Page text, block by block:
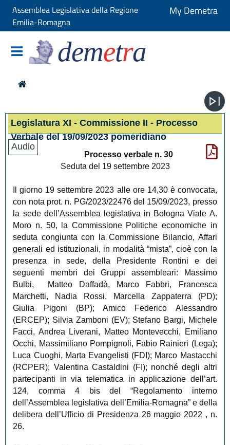
Assemblea Legislativa della Regione
Emilia-Romagna
My Demetra
demetra
Legislatura XI - Commissione II - Processo
Verbale del 19/09/2023 pomeridiano
Audio
Processo verbale n. 30
Seduta del 19 settembre 2023
Il giorno 19 settembre 2023 alle ore 14,30 è convocata,
con nota prot. n. PG/2023/22476 del 15/09/2023, presso
la sede dell’Assemblea legislativa in Bologna Viale A.
Moro n. 50, la Commissione Politiche economiche in
seduta congiunta con la Commissione Bilancio, Affari
generali ed istituzionali, in modalità “mista”, cioè con la
presenza in sede, della Presidente Rontini e dei
seguenti membri dei Gruppi assembleari: Massimo
Bulbi,
Matteo Daffadà, Marco Fabbri, Francesca
Marchetti, Nadia Rossi, Marcella Zappaterra (PD);
Giulia Pigoni (BP); Amico Federico Alessandro
(ERCEP); Silvia Zamboni (EV); Stefano Bargi, Michele
Facci, Andrea Liverani, Matteo Montevecchi, Emiliano
Occhi, Massimiliano Pompignoli, Fabio Rainieri (Lega);
Luca Cuoghi, Marta Evangelisti (FDI); Marco Mastacchi
(RCPER); Valentina Castaldini (FI); nonché degli altri
partecipanti in via telematica in applicazione dell’art.
124, comma 4 bis del “Regolamento interno
dell’Assemblea legislativa dell’Emilia-Romagna” e della
delibera dell’Ufficio di Presidenza 26 maggio 2022 , n.
26.